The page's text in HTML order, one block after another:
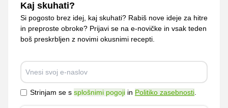
Kaj skuhati?
Si pogosto brez idej, kaj skuhati? Rabiš nove ideje za hitre
in preproste obroke? Prijavi se na e-novičke in vsak teden
boš preskrbljen z novimi okusnimi recepti.
Strinjam se s splošnimi pogoji in Politiko zasebnosti.